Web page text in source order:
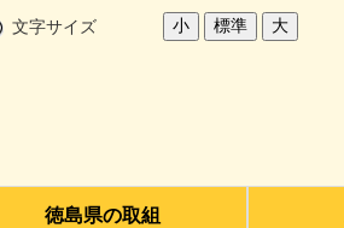
文字サイズ 小 標準 大
徳島県の取組